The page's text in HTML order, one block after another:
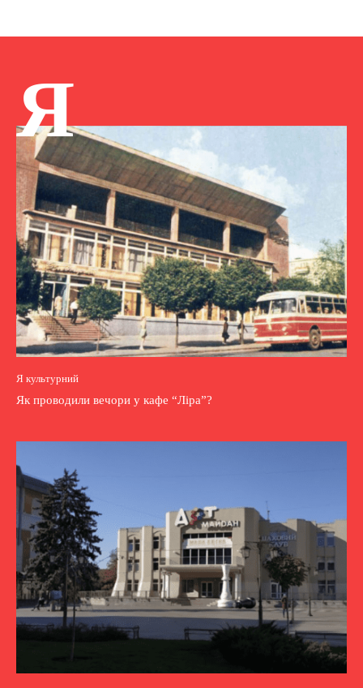
Я
Я культурний
Як проводили вечори у кафе “Ліра”?